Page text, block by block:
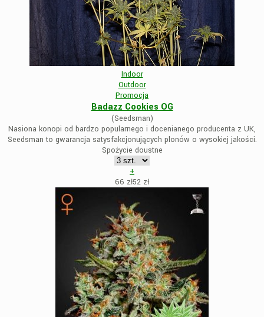
Indoor
Outdoor
Promocja
Badazz Cookies OG
(Seedsman)
Nasiona konopi od bardzo popularnego i docenianego producenta z UK,
Seedsman to gwarancja satysfakcjonujących plonów o wysokiej jakości.
Spożycie doustne
+
66 zł52 zł